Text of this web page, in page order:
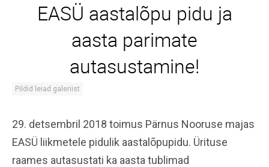
EASÜ aastalõpu pidu ja
aasta parimate
autasustamine!
Pildid leiad galeriist
29. detsembril 2018 toimus Pärnus Nooruse majas
EASÜ liikmetele pidulik aastalõpupidu. Ürituse
raames autasustati ka aasta tublimad